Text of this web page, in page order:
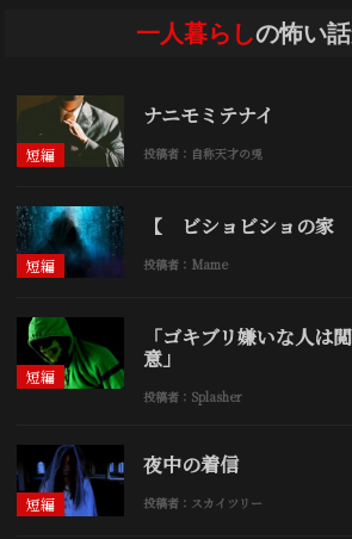
一人暮らしの怖い
短編
ナニモミテナイ
投稿者：自称天才の兎
短編
【 ビショビショの家
投稿者：Mame
短編
「ゴキブリ嫌いな人は
意」
投稿者：Splasher
短編
夜中の着信
投稿者：スカイツリー